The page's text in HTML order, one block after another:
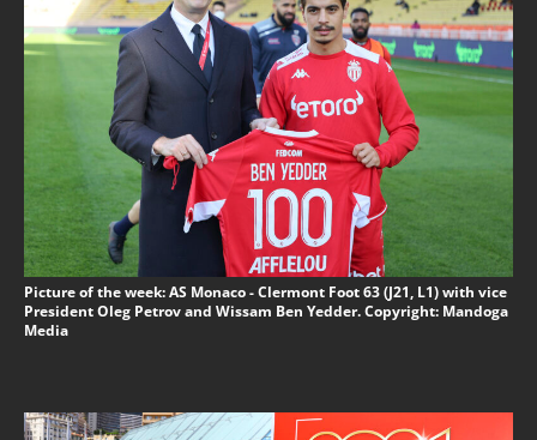
Picture of the week: AS Monaco - Clermont Foot 63 (J21, L1) with vice
President Oleg Petrov and Wissam Ben Yedder. Copyright: Mandoga
Media